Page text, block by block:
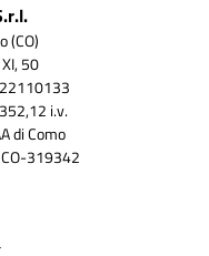
(CO)
50
i.v.
di Como
319342